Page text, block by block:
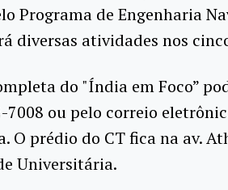
Programa de Engenharia
diversas atividades nos
do "Índia em Foco”
7008 ou pelo correio
O prédio do CT fica na av.
Universitária.